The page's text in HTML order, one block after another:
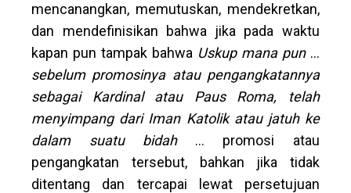
mencanangkan, memutuskan, mendekretkan,
dan mendefinisikan bahwa jika pada waktu
kapan pun tampak bahwa Uskup mana pun …
sebelum promosinya atau pengangkatannya
sebagai Kardinal atau Paus Roma, telah
menyimpang dari Iman Katolik atau jatuh ke
dalam suatu bidah… promosi atau
pengangkatan tersebut, bahkan jika tidak
ditentang dan tercapai lewat persetujuan